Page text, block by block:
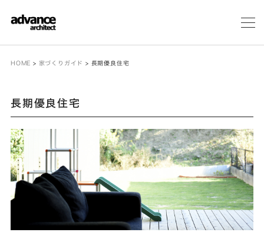
メ
HOME > 家づくりガイド > 長期優良住宅
長期優良住宅